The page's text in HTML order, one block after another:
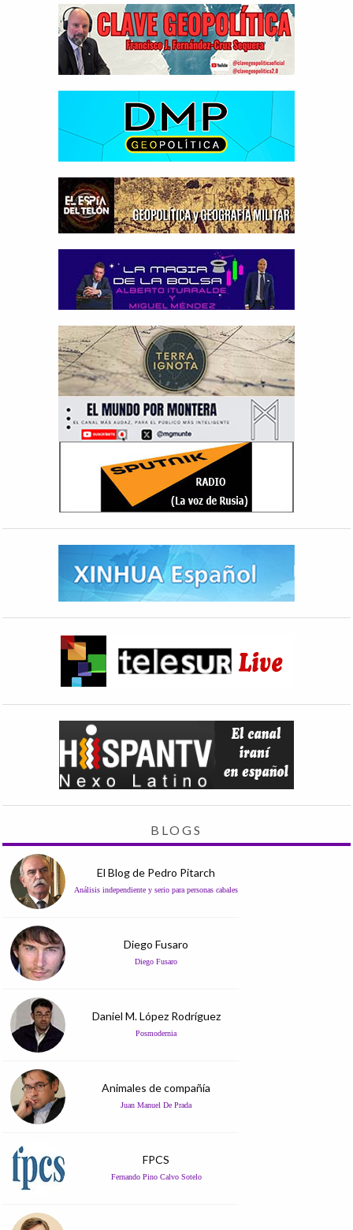
BLOGS
El Blog de Pedro Pitarch
Análisis independiente y serio para personas cabales
Diego Fusaro
Diego Fusaro
Daniel M. López Rodríguez
Posmodernia
Animales de compañía
Juan Manuel De Prada
FPCS
Fernando Pino Calvo Sotelo